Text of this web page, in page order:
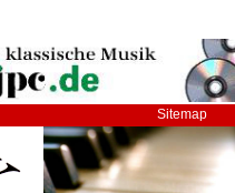
Sitemap